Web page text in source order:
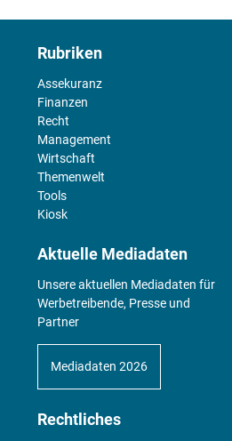
Rubriken
Assekuranz
Finanzen
Recht
Management
Wirtschaft
Themenwelt
Tools
Kiosk
Aktuelle Mediadaten
Unsere aktuellen Mediadaten für
Werbetreibende, Presse und
Partner
Mediadaten 2026
Rechtliches